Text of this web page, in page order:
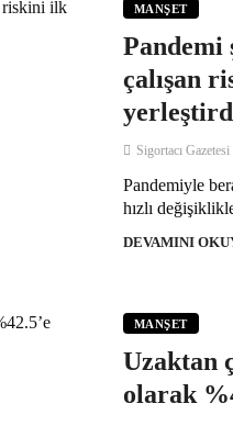
MANŞET
Pandemi
çalışan
Sigortacı Gazetesi
Pandemiyle
hızlı
DEVAMINI
MANŞET
Uzaktan
olarak